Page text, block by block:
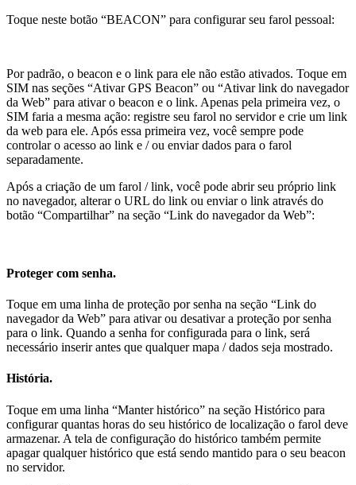
Toque neste botão “BEACON” para configurar seu farol pessoal:
Por padrão, o beacon e o link para ele não estão ativados. Toque em
SIM nas seções “Ativar GPS Beacon” ou “Ativar link do navegador
da Web” para ativar o beacon e o link. Apenas pela primeira vez, o
SIM faria a mesma ação: registre seu farol no servidor e crie um link
da web para ele. Após essa primeira vez, você sempre pode
controlar o acesso ao link e / ou enviar dados para o farol
separadamente.
Após a criação de um farol / link, você pode abrir seu próprio link
no navegador, alterar o URL do link ou enviar o link através do
botão “Compartilhar” na seção “Link do navegador da Web”:
Proteger com senha.
Toque em uma linha de proteção por senha na seção “Link do
navegador da Web” para ativar ou desativar a proteção por senha
para o link. Quando a senha for configurada para o link, será
necessário inserir antes que qualquer mapa / dados seja mostrado.
História.
Toque em uma linha “Manter histórico” na seção Histórico para
configurar quantas horas do seu histórico de localização o farol deve
armazenar. A tela de configuração do histórico também permite
apagar qualquer histórico que está sendo mantido para o seu beacon
no servidor.